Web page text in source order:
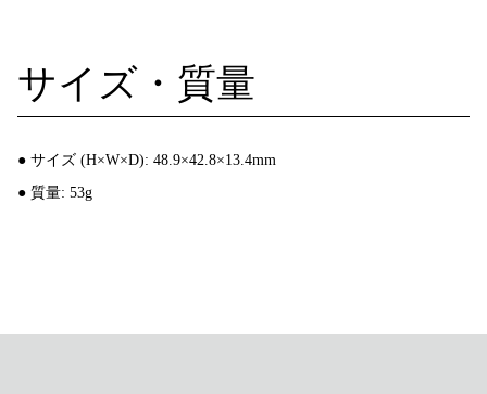
サイズ・質量
● サイズ (H×W×D): 48.9×42.8×13.4mm
● 質量: 53g